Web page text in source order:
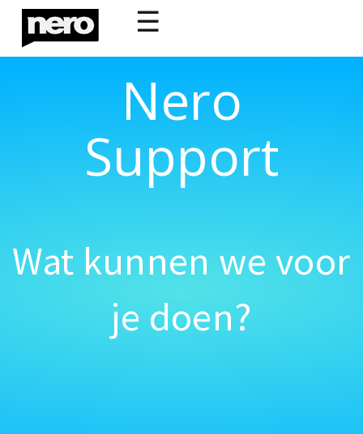
☰
Nero
Support
Wat kunnen we voor
je doen?